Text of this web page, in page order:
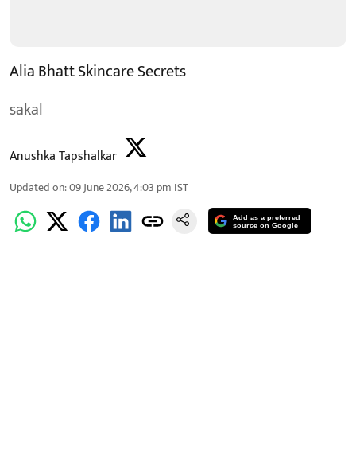
Alia Bhatt Skincare Secrets
sakal
Anushka Tapshalkar
Updated on:09 June 2026, 4:03 pm IST
Add as a preferred
source on Google